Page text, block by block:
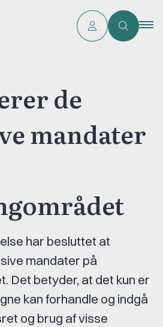
de
mandater
har besluttet at
mandater på
Det betyder, at det kun er
kan forhandle og indgå
og brug af visse